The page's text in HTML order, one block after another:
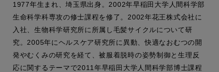
1977年生まれ、埼玉県出身。2002年早稲田大学人間科学部
生命科学科専攻の修士課程を修了。2002年花王株式会社に
入社、生物科学研究所に所属し毛髪サイクルについて研
究。2005年にヘルスケア研究所に異動、快適なおむつの開
発やむくみの研究を経て、被服着脱時の姿勢制御と生理反
応に関するテーマで2011年早稲田大学人間科学部博士課程